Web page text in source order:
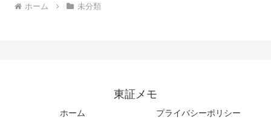
ホーム 未分類
東証メモ
ホーム
プライバシーポリシー